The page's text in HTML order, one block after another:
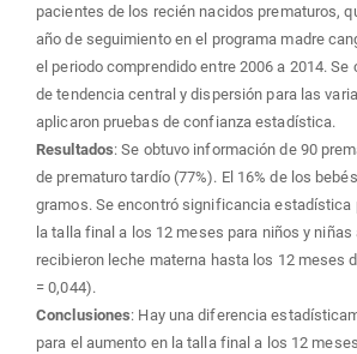
pacientes de los recién nacidos prematuros,
año de seguimiento en el programa madre
el periodo comprendido entre 2006 a 2014. Se
de tendencia central y dispersión para las
aplicaron pruebas de confianza estadística.
Resultados: Se obtuvo información de 90
de prematuro tardío (77%). El 16% de los
gramos. Se encontró significancia estadística
la talla final a los 12 meses para niños y
recibieron leche materna hasta los 12 meses
= 0,044).
Conclusiones: Hay una diferencia
para el aumento en la talla final a los 12